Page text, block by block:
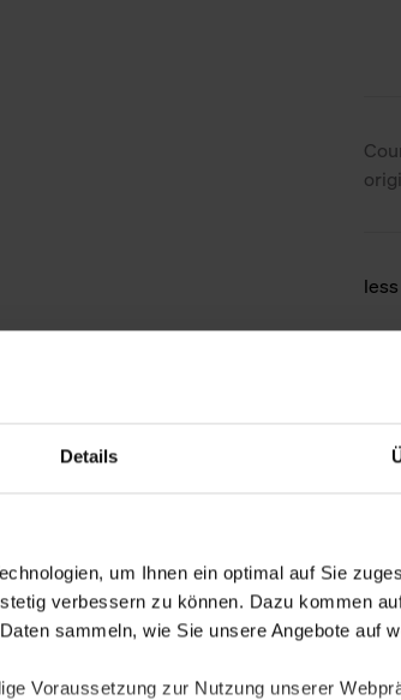
Details
um Ihnen ein optimal auf Sie
verbessern zu können. Dazu kommen
sammeln, wie Sie unsere Angebote auf
Voraussetzung zur Nutzung unserer